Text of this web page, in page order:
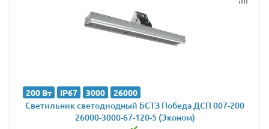
200 Вт IP67 3000 26000
Светильник светодиодный БСТЗ Победа ДСП 007-200
26000-3000-67-120-5 (Эконом)